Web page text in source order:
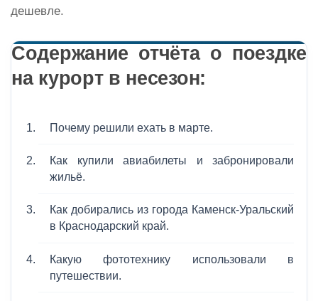
дешевле.
Содержание отчёта о поездке
на курорт в несезон:
Почему решили ехать в марте.
Как купили авиабилеты и забронировали
жильё.
Как добирались из города Каменск-Уральский
в Краснодарский край.
Какую фототехнику использовали в
путешествии.